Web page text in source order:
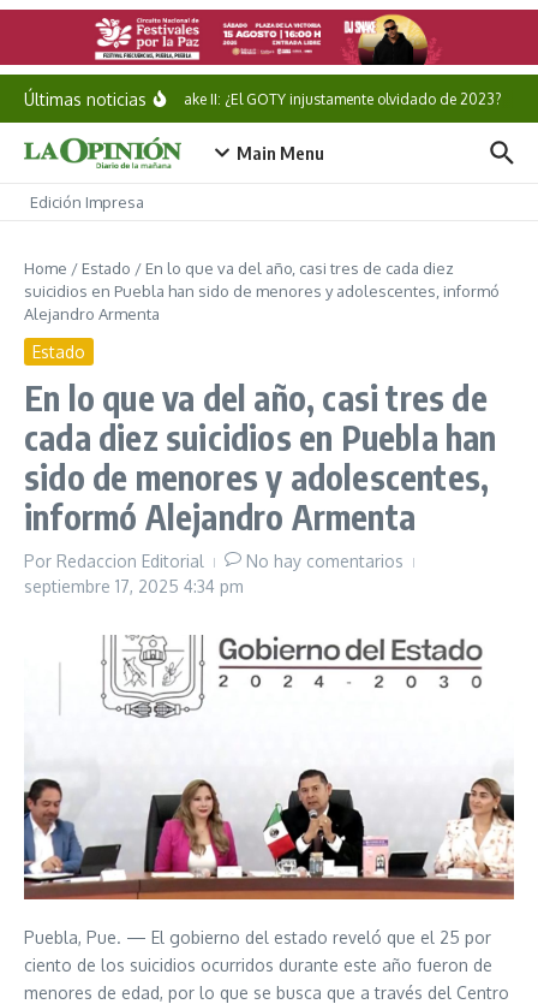
Saltar al contenido
Últimas noticiasAlan Wake II: ¿El GOTY injustamente olvidado de 2023?
Main Menu
Edición Impresa
Home / Estado / En lo que va del año, casi tres de cada diez
suicidios en Puebla han sido de menores y adolescentes, informó
Alejandro Armenta
Estado
En lo que va del año, casi tres de
cada diez suicidios en Puebla han
sido de menores y adolescentes,
informó Alejandro Armenta
Por Redaccion Editorial
No hay comentarios
septiembre 17, 2025 4:34 pm
Puebla, Pue. — El gobierno del estado reveló que el 25 por
ciento de los suicidios ocurridos durante este año fueron de
menores de edad, por lo que se busca que a través del Centro